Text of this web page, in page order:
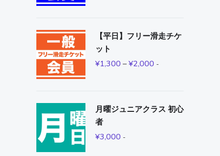
【平日】フリー滑走チケ
ット
¥1,300 –¥2,000 -
月曜ジュニアクラス 初心
者
¥3,000 -